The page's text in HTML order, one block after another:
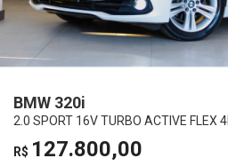
BMW 320i
2.0 SPORT 16V TURBO ACTIVE FLEX
R$ 127.800,00